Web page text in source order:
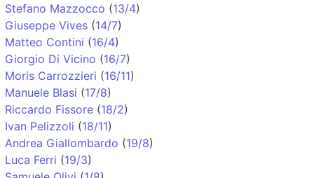
Stefano Mazzocco (13/4)
Giuseppe Vives (14/7)
Matteo Contini (16/4)
Giorgio Di Vicino (16/7)
Moris Carrozzieri (16/11)
Manuele Blasi (17/8)
Riccardo Fissore (18/2)
Ivan Pelizzoli (18/11)
Andrea Giallombardo (19/8)
Luca Ferri (19/3)